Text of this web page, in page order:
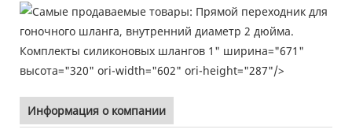
Комплекты силиконовых шлангов 1" ширина="671"
высота="320" ori-width="602" ori-height="287"/>
Информация о компании